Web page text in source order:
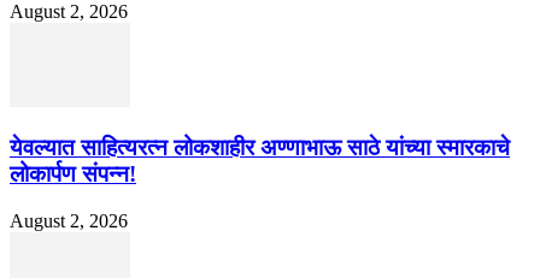
August 2, 2026
येवल्यात साहित्यरत्न लोकशाहीर अण्णाभाऊ साठे यांच्या स्मारकाचे
लोकार्पण संपन्न!
August 2, 2026